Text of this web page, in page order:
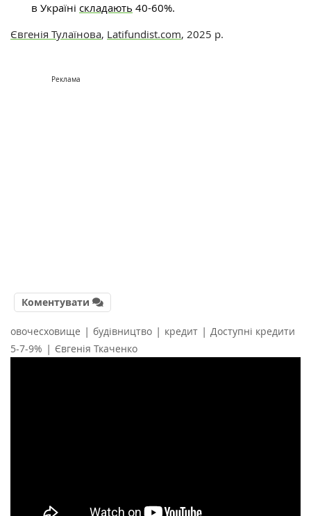
в Україні складають 40-60%.
Євгенія Тулаїнова, Latifundist.com, 2025 р.
Реклама
Коментувати
овочесховище | будівництво | кредит | Доступні кредити
5-7-9% | Євгенія Ткаченко